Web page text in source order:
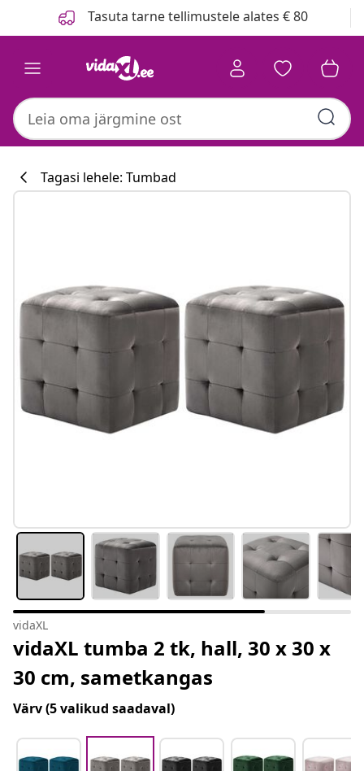
Tasuta tarne tellimustele alates € 80
#sharemevidaxl
Tagasi lehele: Tumbad
vidaXL
vidaXL tumba 2 tk, hall, 30 x 30 x
30 cm, sametkangas
Värv(5 valikud saadaval)